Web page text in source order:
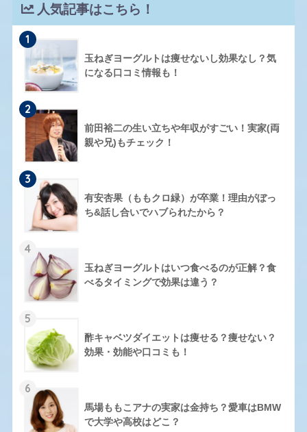
人気記事はこちら！
1
玉ねぎヨーグルトは痩せないし効果なし？気
になる口コミ情報も！
2
前田裕二の生い立ちや年収がすごい！実家(両
親や兄)もチェック！
3
有安杏果（ももクロ緑）が卒業！理由がぼっ
ち&話し合いでハブられたから？
4
玉ねぎヨーグルトはいつ食べるのが正解？食
べるタイミングで効果は違う？
5
酢キャベツダイエットは痩せる？痩せない？
効果・効能や口コミも！
6
馬場ももこアナの実家は金持ち？愛車はBMW
で大学や高校はどこ？